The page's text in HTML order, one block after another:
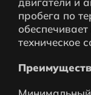
пробега по
техническое